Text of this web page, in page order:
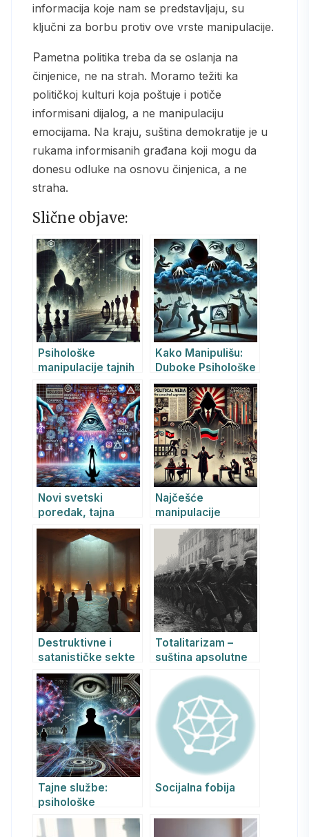
informacija koje nam se predstavljaju, su
ključni za borbu protiv ove vrste manipulacije.
Pametna politika treba da se oslanja na
činjenice, ne na strah. Moramo težiti ka
političkoj kulturi koja poštuje i potiče
informisani dijalog, a ne manipulaciju
emocijama. Na kraju, suština demokratije je u
rukama informisanih građana koji mogu da
donesu odluke na osnovu činjenica, a ne
straha.
Slične objave:
Psihološke
manipulacije tajnih
službi: metode,
ciljevi i posledice
Kako Manipulišu:
Duboke Psihološke
Tehnike Političke
Manipulacije koje
Oblikuju Vaše
Stavove i
Ponašanje
Novi svetski
poredak, tajna
društva i
psihološke
manipulacije: kako
se zaštititi od
savremenih
mehanizama
kontrole
Najčešće
manipulacije
političkih
apsolutističkih
režima i njihov
psihološki uticaj
Destruktivne i
satanističke sekte
u Srbiji: psihološki i
psihijatrijski osvrt
Totalitarizam –
suština apsolutne
Tajne službe:
psihološke
manipulacije i
egzotične
Socijalna fobija